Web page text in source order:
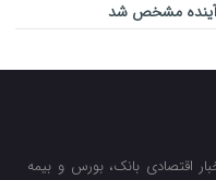
مشخص شد
اقتصادی بانک، بورس و بیمه